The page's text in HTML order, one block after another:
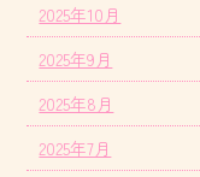
2025年10月
2025年9月
2025年8月
2025年7月